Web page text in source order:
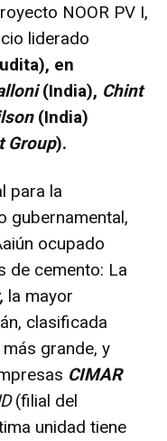
NOOR PV I,
liderado
en
(India), Chint
(India)
Group).
para la
gubernamental,
ocupado
de cemento: La
la mayor
clasificada
grande, y
CIMAR
(filial del
unidad tiene